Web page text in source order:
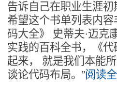
告诉自己在职业生涯
希望这个书单列表内
码大全》 史蒂夫·迈
实践的百科全书，《
起来， 就是我们本能
谈论代码布局。”阅读